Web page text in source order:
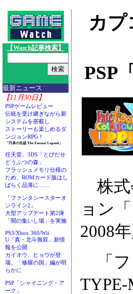
【Watch記事検索】
最新ニュース
【11月30日】
PSPゲームレビュー
伝統を受け継ぎながら新
システムを搭載し
ストーリーも楽しめるダ
ンジョンRPG！
「円卓の生徒 The Eternal Legend」
任天堂、3DS「とびだせ
どうぶつの森」
フラッシュメモリ仕様の
ため、ROMカード版はし
ばらく品薄に……
「ファンタシースターオ
ンライン2」
大型アップデート第2弾
「闇の集いし場」を実施
PS3/Xbox 360/Wii
U「真・北斗無双」新情
報を公開
カイオウ、ヒョウが登
場。「修羅の国」編が明
らかに
PSP「シャイニング・ア
ーク」
カプ
PSP
株式
ョン
2008
「フ
TYPE-